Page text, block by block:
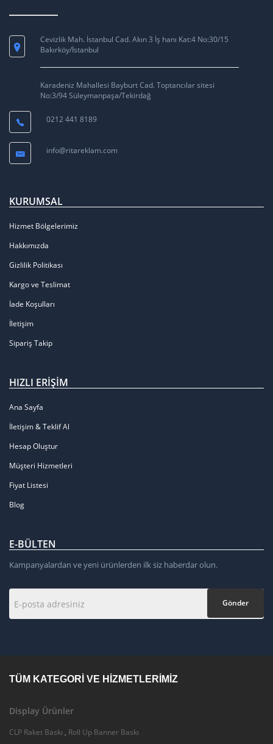
Cevizlik Mah. İstanbul Cad. Akın 3 İş hanı Kat:4 No:30/15
Bakırköy/İstanbul
Karadeniz Mahallesi Bayburt Cad. Toptancılar sitesi
No:3/94 Süleymanpaşa/Tekirdağ
0212 441 8189
info@ritareklam.com
KURUMSAL
Hizmet Bölgelerimiz
Hakkımızda
Gizlilik Politikası
Kargo ve Teslimat
İade Koşulları
İletişim
Sipariş Takip
HIZLI ERIŞIM
Ana Sayfa
İletişim & Teklif Al
Hesap Oluştur
Müşteri Hizmetleri
Fiyat Listesi
Blog
E-BÜLTEN
Kampanyalardan ve yeni ürünlerden ilk siz haberdar olun.
Gönder
TÜM KATEGORI VE HIZMETLERIMIZ
Display Ürünler
CLP Raket Baskı , Roll Up Banner Baskı